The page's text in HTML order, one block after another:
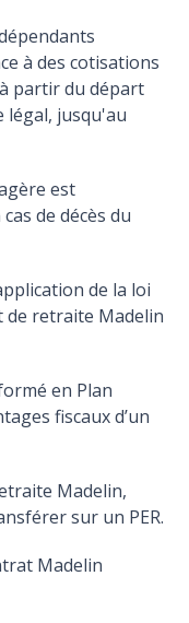
à des cotisations
partir du départ
légal, jusqu'au
est
de décès du
de la loi
de retraite Madelin
en Plan
fiscaux d’un
Madelin,
sur un PER.
Madelin